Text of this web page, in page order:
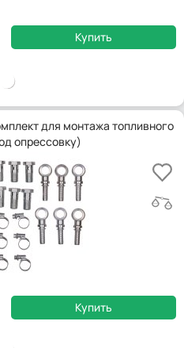
Купить
для монтажа топливного
опрессовку)
Купить